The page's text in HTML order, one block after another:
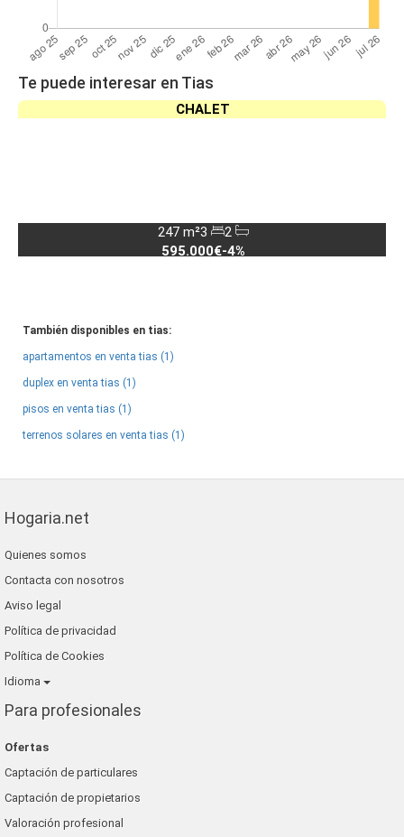
Te puede interesar en Tias
CHALET
247 m²3
2
595.000€-4%
También disponibles en tias:
apartamentos en venta tias (1)
duplex en venta tias (1)
pisos en venta tias (1)
terrenos solares en venta tias (1)
Hogaria.net
Quienes somos
Contacta con nosotros
Aviso legal
Política de privacidad
Política de Cookies
Idioma
Para profesionales
Ofertas
Captación de particulares
Captación de propietarios
Valoración profesional